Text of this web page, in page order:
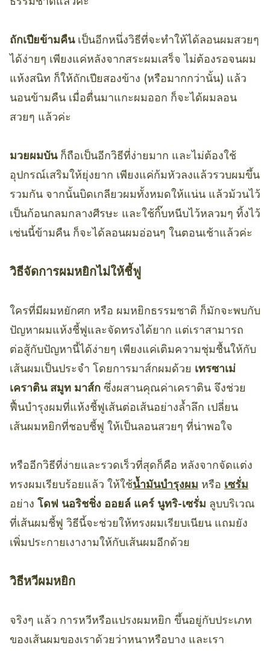
ถักเปียข้ามคืนเป็นอีกหนึ่งวิธีที่จะทำให้ได้ลอนผมสวยๆ
ได้ง่ายๆ เพียงแค่หลังจากสระผมเสร็จ ไม่ต้องรอจนผม
แห้งสนิท ก็ให้ถักเปียสองข้าง (หรือมากกว่านั้น) แล้ว
นอนข้ามคืน เมื่อตื่นมาแกะผมออก ก็จะได้ผมลอน
สวยๆ แล้วค่ะ
มวยผมบันก็ถือเป็นอีกวิธีที่ง่ายมาก และไม่ต้องใช้
อุปกรณ์เสริมให้ยุ่งยาก เพียงแค่ก้มหัวลงแล้วรวบผมขึ้น
รวมกัน จากนั้นบิดเกลียวผมทั้งหมดให้แน่น แล้วม้วนไว้
เป็นก้อนกลมกลางศีรษะ และใช้กิ๊บหนีบไว้หลวมๆ ทิ้งไว้
เช่นนี้ข้ามคืน ก็จะได้ลอนผมอ่อนๆ ในตอนเช้าแล้วค่ะ
วิธีจัดการผมหยิกไม่ให้ชี้ฟู
ใครที่มีผมหยักศก หรือ ผมหยิกธรรมชาติ ก็มักจะพบกับ
ปัญหาผมแห้งชี้ฟูและจัดทรงได้ยาก แต่เราสามารถ
ต่อสู้กับปัญหานี้ได้ง่ายๆ เพียงแค่เติมความชุ่มชื้นให้กับ
เส้นผมเป็นประจำ โดยการมาส์กผมด้วย เทรซาเม่
เคราติน สมูท มาส์ก ซึ่งผสานคุณค่าเคราติน จึงช่วย
ฟื้นบำรุงผมที่แห้งชี้ฟูเส้นต่อเส้นอย่างล้ำลึก เปลี่ยน
เส้นผมหยิกที่ชอบชี้ฟู ให้เป็นลอนสวยๆ ที่น่าพอใจ
หรืออีกวิธีที่ง่ายและรวดเร็วที่สุดก็คือ หลังจากจัดแต่ง
ทรงผมเรียบร้อยแล้ว ให้ใช้น้ำมันบำรุงผม หรือ เซรั่ม
อย่าง โดฟ นอริชชิ่ง ออยล์ แคร์ นูทริ-เซรั่ม ลูบบริเวณ
ที่เส้นผมชี้ฟู วิธีนี้จะช่วยให้ทรงผมเรียบเนียน แถมยัง
เพิ่มประกายเงางามให้กับเส้นผมอีกด้วย
วิธีหวีผมหยิก
จริงๆ แล้ว การหวีหรือแปรงผมหยิก ขึ้นอยู่กับประเภท
ของเส้นผมของเราด้วยว่าหนาหรือบาง และเรา